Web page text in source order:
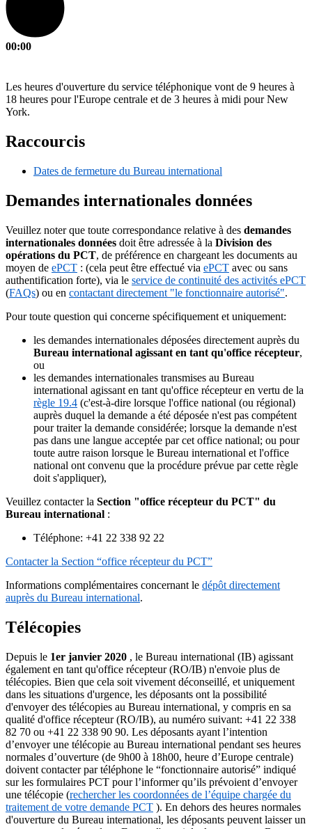
00:00
Les heures d'ouverture du service téléphonique vont de 9 heures à
18 heures pour l'Europe centrale et de 3 heures à midi pour New
York.
Raccourcis
Dates de fermeture du Bureau international
Demandes internationales données
Veuillez noter que toute correspondance relative à des demandes
internationales données doit être adressée à la Division des
opérations du PCT, de préférence en chargeant les documents au
moyen de ePCT : (cela peut être effectué via ePCT avec ou sans
authentification forte), via le service de continuité des activités ePCT
(FAQs) ou en contactant directement "le fonctionnaire autorisé".
Pour toute question qui concerne spécifiquement et uniquement:
les demandes internationales déposées directement auprès du
Bureau international agissant en tant qu'office récepteur,
ou
les demandes internationales transmises au Bureau
international agissant en tant qu'office récepteur en vertu de la
règle 19.4 (c'est-à-dire lorsque l'office national (ou régional)
auprès duquel la demande a été déposée n'est pas compétent
pour traiter la demande considérée; lorsque la demande n'est
pas dans une langue acceptée par cet office national; ou pour
toute autre raison lorsque le Bureau international et l'office
national ont convenu que la procédure prévue par cette règle
doit s'appliquer),
Veuillez contacter la Section "office récepteur du PCT" du
Bureau international :
Téléphone: +41 22 338 92 22
Contacter la Section “office récepteur du PCT”
Informations complémentaires concernant le dépôt directement
auprès du Bureau international.
Télécopies
Depuis le 1er janvier 2020 , le Bureau international (IB) agissant
également en tant qu'office récepteur (RO/IB) n'envoie plus de
télécopies. Bien que cela soit vivement déconseillé, et uniquement
dans les situations d'urgence, les déposants ont la possibilité
d'envoyer des télécopies au Bureau international, y compris en sa
qualité d'office récepteur (RO/IB), au numéro suivant: +41 22 338
82 70 ou +41 22 338 90 90. Les déposants ayant l’intention
d’envoyer une télécopie au Bureau international pendant ses heures
normales d’ouverture (de 9h00 à 18h00, heure d’Europe centrale)
doivent contacter par téléphone le “fonctionnaire autorisé” indiqué
sur les formulaires PCT pour l’informer qu’ils prévoient d’envoyer
une télécopie (rechercher les coordonnées de l’équipe chargée du
traitement de votre demande PCT ). En dehors des heures normales
d'ouverture du Bureau international, les déposants peuvent laisser un